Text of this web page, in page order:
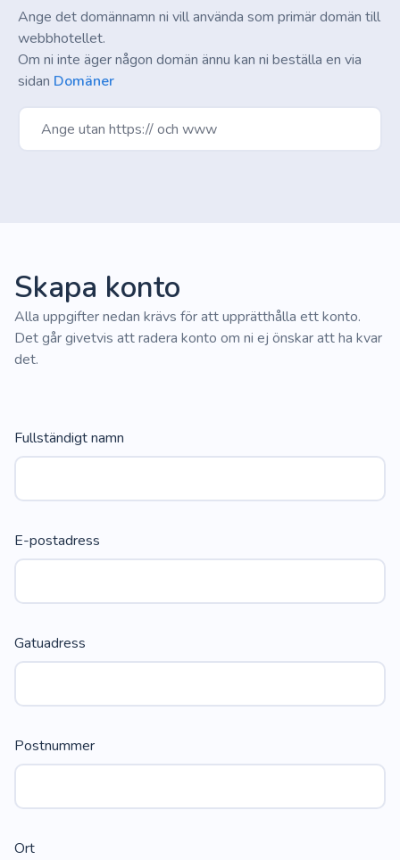
Ange det domännamn ni vill använda som primär domän till
webbhotellet.
Om ni inte äger någon domän ännu kan ni beställa en via
sidan Domäner
Skapa konto
Alla uppgifter nedan krävs för att upprätthålla ett konto.
Det går givetvis att radera konto om ni ej önskar att ha kvar
det.
Fullständigt namn
E-postadress
Gatuadress
Postnummer
Ort